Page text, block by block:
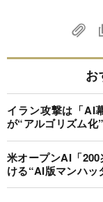
お
イラン攻撃は「AI
が“アルゴリズム化
米オープンAI「
ける“AI版マンハッ